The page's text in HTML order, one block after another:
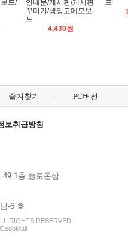
드/
안내문/게시판/게시판
꾸미기/냉장고메모보
드
4,430원
드
즐겨찾기 PC버전
보취급방침
49 1층 솔로몬샵
-6 호
RIGHTS RESERVED.
GodoMall